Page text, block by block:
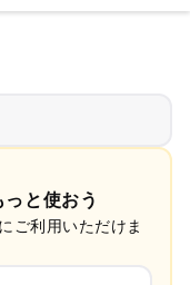
と使おう
ご利用いただけま